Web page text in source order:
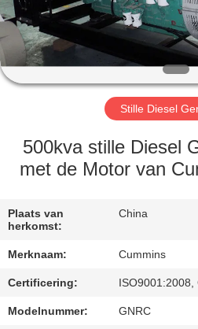
ONGEVEER
ONS
FABRIEKSREIS
ONS
VERZOEK
OM EEN
CITAAT
Stille Diesel
500kva stille Diesel
met de Motor van
Plaats van
herkomst:
China
Merknaam: Cummins
Certificering: ISO9001:2008,
Modelnummer: GNRC